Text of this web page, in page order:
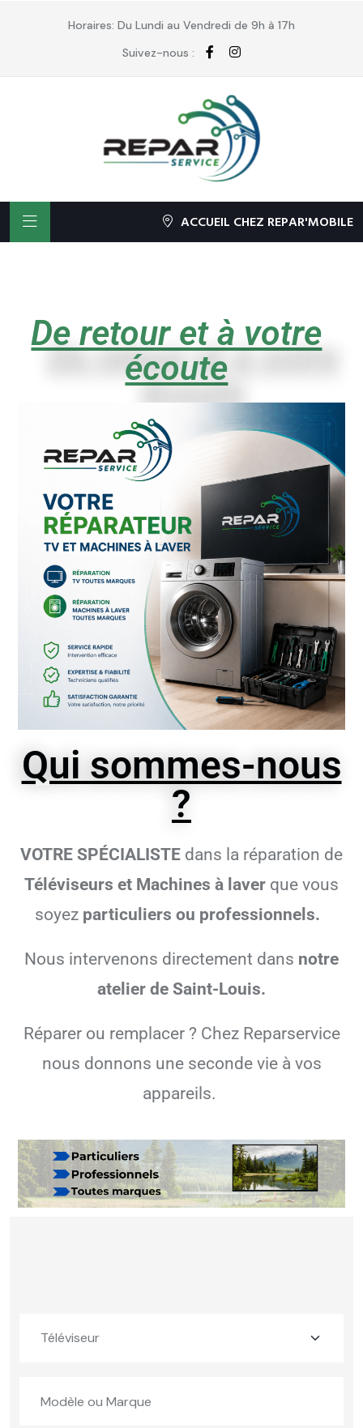
Horaires: Du Lundi au Vendredi de 9h à 17h
Suivez-nous :
ACCUEIL CHEZ REPAR'MOBILE
De retour et à votre
écoute
Qui sommes-nous
?
VOTRE SPÉCIALISTE dans la réparation de
Téléviseurs et Machines à laver que vous
soyez particuliers ou professionnels.
Nous intervenons directement dans notre
atelier de Saint-Louis.
Réparer ou remplacer ? Chez Reparservice
nous donnons une seconde vie à vos
appareils.